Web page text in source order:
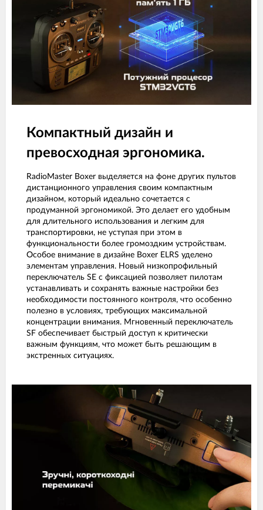
Компактный дизайн и
превосходная эргономика.
RadioMaster Boxer выделяется на фоне других пультов
дистанционного управления своим компактным
дизайном, который идеально сочетается с
продуманной эргономикой. Это делает его удобным
для длительного использования и легким для
транспортировки, не уступая при этом в
функциональности более громоздким устройствам.
Особое внимание в дизайне Boxer ELRS уделено
элементам управления. Новый низкопрофильный
переключатель SE с фиксацией позволяет пилотам
устанавливать и сохранять важные настройки без
необходимости постоянного контроля, что особенно
полезно в условиях, требующих максимальной
концентрации внимания. Мгновенный переключатель
SF обеспечивает быстрый доступ к критически
важным функциям, что может быть решающим в
экстренных ситуациях.